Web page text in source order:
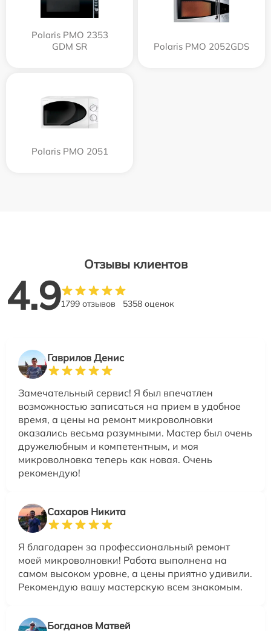
Polaris PMO 2353
GDM SR
Polaris PMO 2052GDS
Polaris PMO 2051
Отзывы клиентов
4.91799 отзывов 5358 оценок
Гаврилов Денис
Замечательный сервис! Я был впечатлен
возможностью записаться на прием в удобное
время, а цены на ремонт микроволновки
оказались весьма разумными. Мастер был очень
дружелюбным и компетентным, и моя
микроволновка теперь как новая. Очень
рекомендую!
Сахаров Никита
Я благодарен за профессиональный ремонт
моей микроволновки! Работа выполнена на
самом высоком уровне, а цены приятно удивили.
Рекомендую вашу мастерскую всем знакомым.
Богданов Матвей